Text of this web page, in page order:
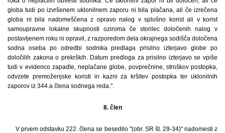
globa tudi po izvršenem uklonilnem zaporu ni bila plačana, ali če izrečena
globa ni bila nadomeščena z opravo nalog v splošno korist ali v korist
samoupravne lokalne skupnosti oziroma če storilec določenih nalog v
postavljenem roku ni opravil, z razporedom dela okrajnega sodišča določena
sodna oseba po odredbi sodnika predlaga prisilno izterjavo globe po
določilih zakona o prekrških. Datum predloga za prisilno izterjavo se vpiše
tudi v evidenco zapadle, neplačane globe, povprečnine, stroškov postopka,
odvzete premoženjske koristi in kazni za kršitev postopka ter uklonilnih
zaporov iz 344.a člena sodnega reda.".
8. člen
V prvem odstavku 222. člena se besedilo "(obr. SR št. 29-34)" nadomesti z